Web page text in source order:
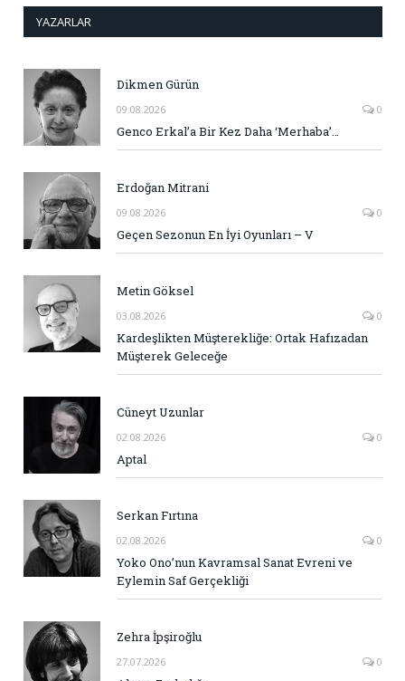
YAZARLAR
Dikmen Gürün
09.08.2026 0
Genco Erkal’a Bir Kez Daha ‘Merhaba’…
Erdoğan Mitrani
09.08.2026 0
Geçen Sezonun En İyi Oyunları – V
Metin Göksel
03.08.2026 0
Kardeşlikten Müşterekliğe: Ortak Hafızadan
Müşterek Geleceğe
Cüneyt Uzunlar
02.08.2026 0
Aptal
Serkan Fırtına
02.08.2026 0
Yoko Ono’nun Kavramsal Sanat Evreni ve
Eylemin Saf Gerçekliği
Zehra İpşiroğlu
27.07.2026 0